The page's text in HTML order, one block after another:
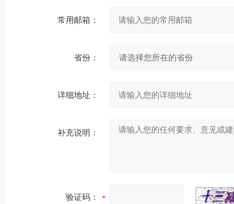
常用邮箱：
省份：
详细地址：
补充说明：
验证码：